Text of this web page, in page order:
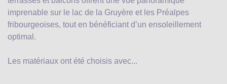
imprenable sur le lac de la Gruyère et les Préalpes
fribourgeoises, tout en bénéficiant d’un ensoleillement
optimal.
Les matériaux ont été choisis avec...